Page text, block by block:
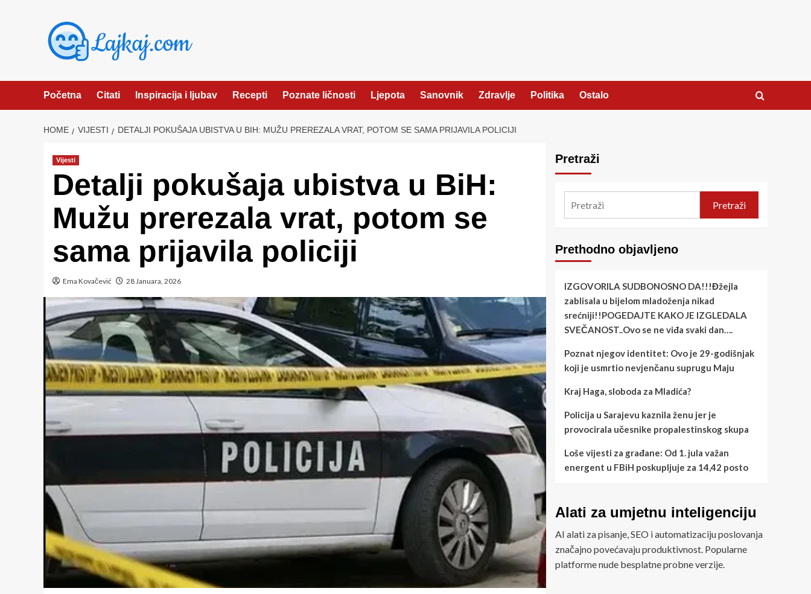
Početna Citati Inspiracija i ljubav Recepti Poznate ličnosti Ljepota Sanovnik Zdravlje Politika Ostalo
HOME VIJESTI DETALJI POKUŠAJA UBISTVA U BIH: MUŽU PREREZALA VRAT, POTOM SE SAMA PRIJAVILA POLICIJI
Vijesti
Detalji pokušaja ubistva u BiH:
Mužu prerezala vrat, potom se
sama prijavila policiji
Ema Kovačević 28 Januara, 2026
Pretraži
Pretraži
Prethodno objavljeno
IZGOVORILA SUDBONOSNO DA!!!Đžejla
zablisala u bijelom mladoženja nikad
srećniji!!POGEDAJTE KAKO JE IZGLEDALA
SVEČANOST..Ovo se ne viđa svaki dan….
Poznat njegov identitet: Ovo je 29-godišnjak
koji je usmrtio nevjenčanu suprugu Maju
Kraj Haga, sloboda za Mladića?
Policija u Sarajevu kaznila ženu jer je
provocirala učesnike propalestinskog skupa
Loše vijesti za građane: Od 1. jula važan
energent u FBiH poskupljuje za 14,42 posto
Alati za umjetnu inteligenciju
AI alati za pisanje, SEO i automatizaciju poslovanja
značajno povećavaju produktivnost. Popularne
platforme nude besplatne probne verzije.